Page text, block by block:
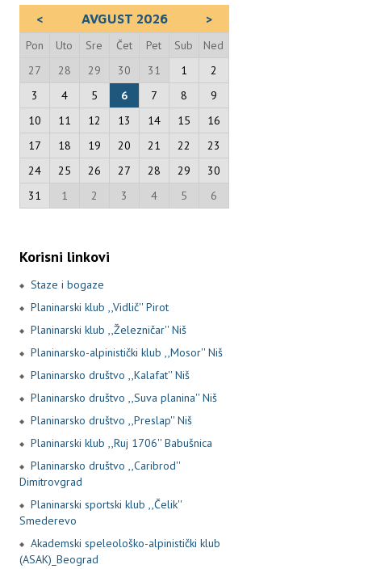
< AVGUST 2026
>
Pon
Uto Sre Čet Pet Sub
Ned
27
28 29 30 31 1
2
3
4 5 6 7 8
9
10
11 12 13 14 15
16
17
18 19 20 21 22
23
24
25 26 27 28 29
30
31
1 2 3 4 5 6
Korisni linkovi
Staze i bogaze
Planinarski klub ,,Vidlič'' Pirot
Planinarski klub ,,Železničar'' Niš
Planinarsko-alpinistički klub ,,Mosor'' Niš
Planinarsko društvo ,,Kalafat'' Niš
Planinarsko društvo ,,Suva planina'' Niš
Planinarsko društvo ,,Preslap'' Niš
Planinarski klub ,,Ruj 1706'' Babušnica
Planinarsko društvo ,,Caribrod''
Dimitrovgrad
Planinarski sportski klub ,,Čelik''
Smederevo
Akademski speleološko-alpinistički klub
(ASAK)_Beograd